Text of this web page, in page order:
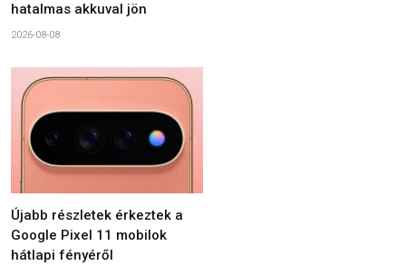
hatalmas akkuval jön
2026-08-08
Újabb részletek érkeztek a
Google Pixel 11 mobilok
hátlapi fényéről